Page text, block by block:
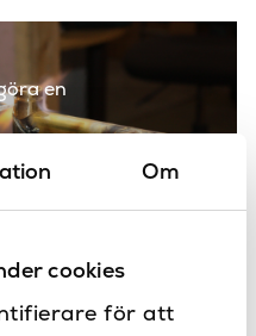
Om
cookies
för att
150
Vägg
Vänsterställt
en